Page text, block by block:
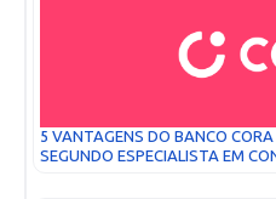
5 VANTAGENS DO BANCO
SEGUNDO ESPECIALISTA EM